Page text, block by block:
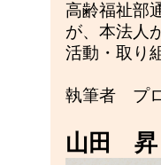
高齢福祉
が、本法人
活動・取り
執筆者 プ
山田 昇